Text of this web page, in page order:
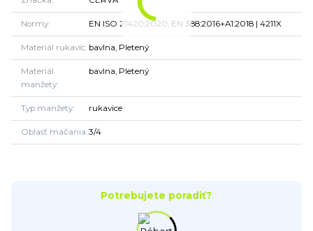
Normy EN ISO 21420:2020, EN 388:2016+A1:2018 | 4211X
Materiál rukavíc bavlna, Pletený
Materiál
manžety
bavlna, Pletený
Typ manžety rukavice
Oblasť máčania 3/4
Potrebujete poradiť?